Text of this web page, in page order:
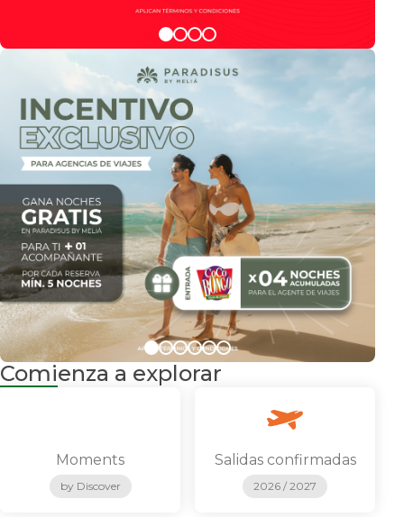
Comienza a explorar
Moments
by Discover
Salidas confirmadas
2026 / 2027